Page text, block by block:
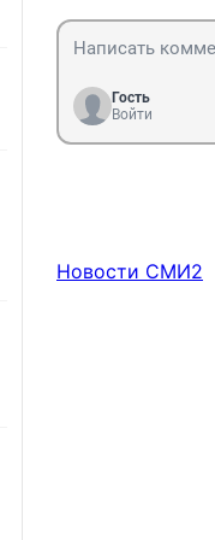
Гость
Войти
Новости СМИ2